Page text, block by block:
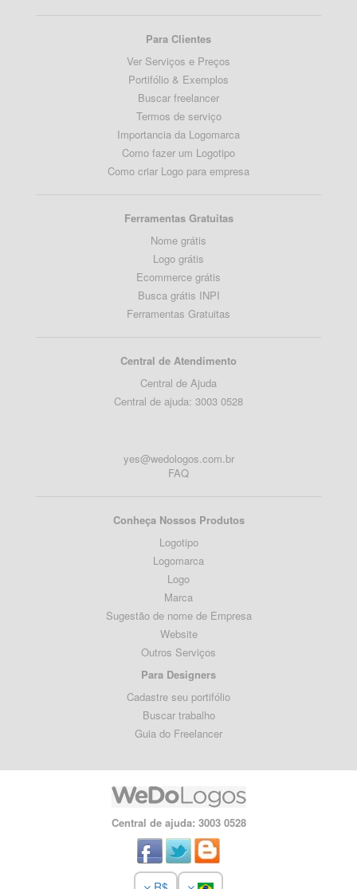
Para Clientes
Ver Serviços e Preços
Portifólio & Exemplos
Buscar freelancer
Termos de serviço
Importancia da Logomarca
Como fazer um Logotipo
Como criar Logo para empresa
Ferramentas Gratuitas
Nome grátis
Logo grátis
Ecommerce grátis
Busca grátis INPI
Ferramentas Gratuitas
Central de Atendimento
Central de Ajuda
Central de ajuda: 3003 0528
yes@wedologos.com.br
FAQ
Conheça Nossos Produtos
Logotipo
Logomarca
Logo
Marca
Sugestão de nome de Empresa
Website
Outros Serviços
Para Designers
Cadastre seu portifólio
Buscar trabalho
Guia do Freelancer
Central de ajuda: 3003 0528